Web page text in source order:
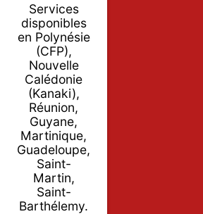
Services
disponibles
en Polynésie
(CFP),
Nouvelle
Calédonie
(Kanaki),
Réunion,
Guyane,
Martinique,
Guadeloupe,
Saint-
Martin,
Saint-
Barthélemy.